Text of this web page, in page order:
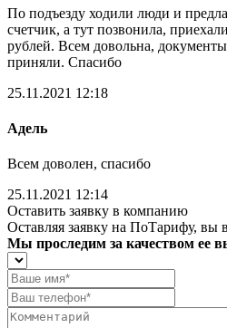
По подъезду ходили люди и
счетчик, а тут позвонила,
рублей. Всем довольна,
приняли. Спасибо
25.11.2021 12:18
Адель
Всем доволен, спасибо
25.11.2021 12:14
Оставить заявку в компанию
Оставляя заявку на ПоТарифу, вы
Мы проследим за качеством ее